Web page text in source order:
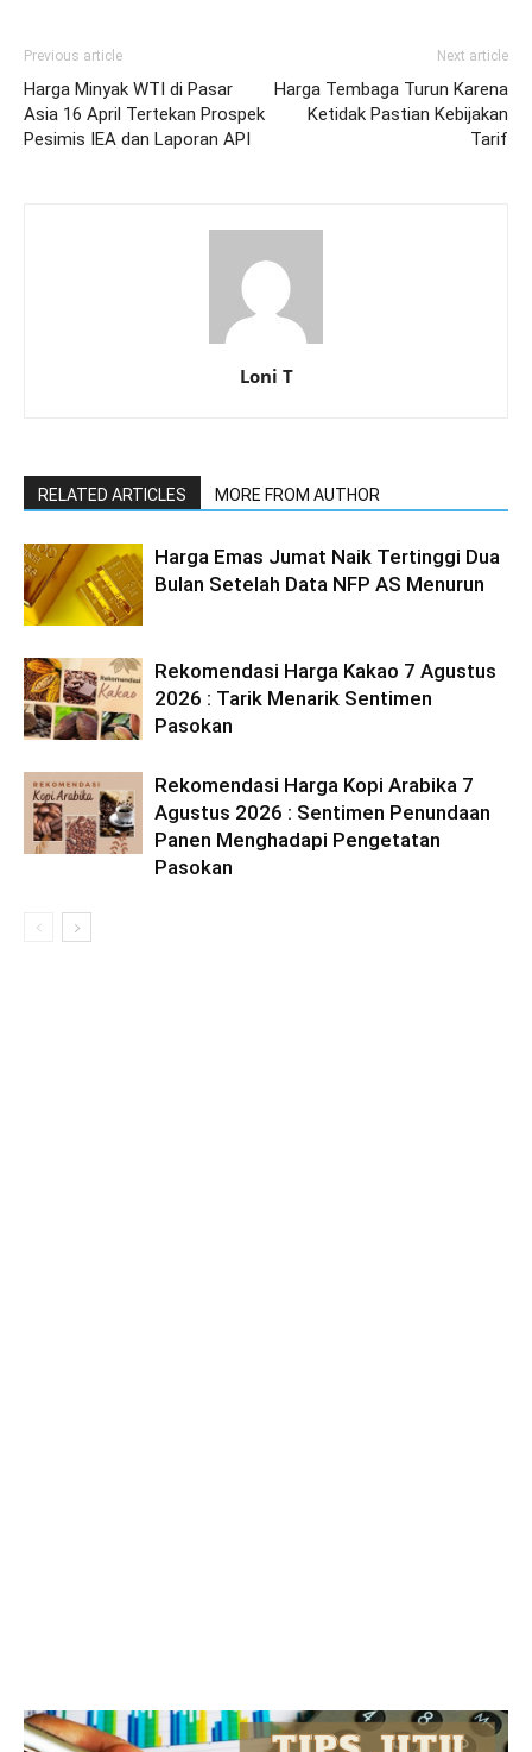
Previous article
Harga Minyak WTI di Pasar
Asia 16 April Tertekan Prospek
Pesimis IEA dan Laporan API
Next article
Harga Tembaga Turun Karena
Ketidak Pastian Kebijakan
Tarif
Loni T
RELATED ARTICLES MORE FROM AUTHOR
Harga Emas Jumat Naik Tertinggi Dua
Bulan Setelah Data NFP AS Menurun
Rekomendasi Harga Kakao 7 Agustus
2026 : Tarik Menarik Sentimen
Pasokan
Rekomendasi Harga Kopi Arabika 7
Agustus 2026 : Sentimen Penundaan
Panen Menghadapi Pengetatan
Pasokan